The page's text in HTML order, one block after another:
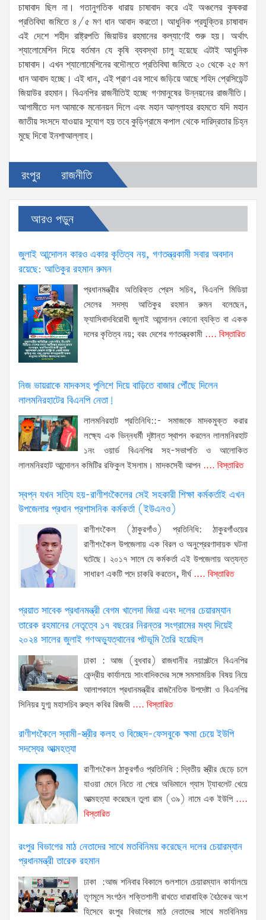
চাষাবাদ ছিল না। গতানুগতিক ধারায় চাষাবাদ করে এই অঞ্চলের কৃষকরা
প্রতিবিঘা জমিতে ৪/৫ মণ ধান আবাদ করতো। আধুনিক প্রযুক্তির চাষাবাদ
এই দেশে শহীদ রাষ্ট্রপতি জিয়াউর রহমানের কল্যাণেই শুরু হয়। অর্থাৎ
শ্যালোমেশিন দিয়ে বর্তমান যে কৃষি ব্যবস্থা চালু হয়েছে এটাই আধুনিক
চাষাবাদ। এখন শ্যালোমেশিনের বদৌলতে প্রতিবিঘা জমিতে ২০ থেকে ২৫ মণ
ধান আবাদ হচ্ছে। এই ধান, এই প্রাণ এর সাথে জড়িয়ে আছে শহিদ প্রেসিডেন্ট
জিয়াউর রহমান। বিএনপির রাজনীতিই হচ্ছে গণমানুষের উন্নয়নের রাজনীতি।
আগামীতে দল আমাকে মনোনয়ন দিলে এবং মহান আল্লাহর রহমতে যদি মহান
জাতীয় সংসদে যাওয়ার সুযোগ হয় তবে কুড়িগ্রামে কপাল থেকে দারিদ্রতার চিহ্ন
মুছে দিবো ইনশাআল্লাহ।
রংপুর রাজনীতি
আরও পড়ুন
জুলাই আন্দোলন কারও একার কৃতিত্ব নয়, গণতন্ত্রকামী সবার অবদান
রয়েছে: আতিকুর রহমান রুমন
প্রধানমন্ত্রীর অতিরিক্ত প্রেস সচিব, বিএনপি মিডিয়া
সেলের সদস্য আতিকুর রহমান রুমন বলেছেন,
ফ্যাসিবাদবিরোধী জুলাই আন্দোলন কোনো ব্যক্তি বা একক
দলের কৃতিত্ব নয়; বরং দেশের গণতন্ত্রকামী .... বিস্তারিত
নিজ ভায়রাকে মাদকসহ পুলিশে দিয়ে বাড়িতে বাজার পৌঁছে দিলেন
লালমনিরহাটের বিএনপি নেতা!
লালমনিরহাট প্রতিনিধি::- সমাজকে মাদকমুক্ত করার
লক্ষ্যে এক ভিন্নধর্মী দৃষ্টান্ত স্থাপন করলেন লালমনিরহাট
১নং ওয়ার্ড বিএনপির সহ-সভাপতি ও আলোকিত
লালমনিরহাট আন্দোলন কমিটির রফিকুল ইসলাম। মাদকসেবী আপন .... বিস্তারিত
স্বপ্ন যখন সত্যি হয়-রাণীশংকৈলের সেই সহকারী শিক্ষা কর্মকর্তাই এখন
উপজেলার প্রধান প্রশাসনিক কর্মকর্তা (ইউএনও)
রাণীশংকৈল (ঠাকুরগাঁও) প্রতিনিধি: ঠাকুরগাঁওয়ের
রাণীশংকৈল উপজেলায় এক বিরল ও অনুপ্রেরণাদায়ক ঘটনা
ঘটেছে। ২০১৭ সালে যে কর্মকর্তা এই উপজেলায় অত্যন্ত
সাধারণ একটি পদে চাকরি করতেন, দীর্ঘ.... বিস্তারিত
প্রয়াত সাবেক প্রধানমন্ত্রী বেগম খালেদা জিয়া এবং দলের চেয়ারম্যান
তারেক রহমানের নেতৃত্বে ১৭ বছরের নিরন্তর সংগ্রামের মধ্য দিয়েই
২০২৪ সালের জুলাই গণঅভ্যুত্থানের পটভূমি তৈরি হয়েছিল
ঢাকা : আজ (বুধবার) রাজধানীর নয়াপল্টনে বিএনপির
কেন্দ্রীয় কার্যালয়ে সাংবাদিকদের সঙ্গে সমসাময়িক বিষয় নিয়ে
আলাপকালে প্রধানমন্ত্রীর রাজনৈতিক উপদেষ্টা ও বিএনপির
সিনিয়র যুগ্ম মহাসচিব রুহুল কবির রিজভী .... বিস্তারিত
রাণীশংকৈলে স্বামী-স্ত্রীর কলহ ও বিচ্ছেদ-ফেসবুকে ক্ষমা চেয়ে ইউপি
সদস্যের আত্মহত্যা
রাণীশংকৈল ঠাকুরগাঁও প্রতিনিধি : দ্বিতীয় স্ত্রীর ছেড়ে চলে
যাওয়া মেনে নিতে না পেরে অভিমানে গ্যাস ট্যাবলেট খেয়ে
আত্মহত্যা করেছেন তুলা রাম (৩৯) নামে এক ইউপি....
বিস্তারিত
রংপুর বিভাগের মাঠ নেতাদের সাথে মতবিনিময় করেছেন দলের চেয়ারম্যান
প্রধানমন্ত্রী তারেক রহমান
ঢাকা :আজ শনিবার বিকালে গুলশানে চেয়ারম্যান কার্যালয়ে
তৃণমূলে সংগঠন শক্তিশালী রাখতে ধারাবাহিক বৈঠকের অংশ
হিসেবে রংপুর বিভাগের মাঠ নেতাদের সাথে মতবিনিময়